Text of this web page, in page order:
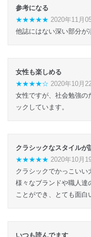
参考になる
★★★★★ 2020年11月
他誌にはない深い部分が
女性も楽しめる
★★★★☆ 2020年10月
女性ですが、社会勉強の
ックしています。
クラシックなスタイルが
★★★★★ 2020年10月
クラシックでかっこいい
様々なブランドや職人達
ことができ、とても面白
いつも読んでます